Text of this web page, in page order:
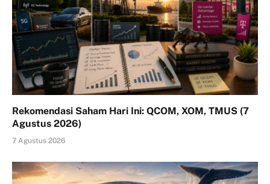
Rekomendasi Saham Hari Ini: QCOM, XOM, TMUS (7
Agustus 2026)
7 Agustus 2026